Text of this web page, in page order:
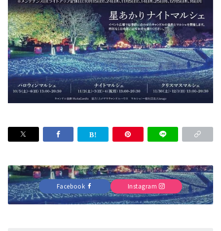
Facebook Instagram